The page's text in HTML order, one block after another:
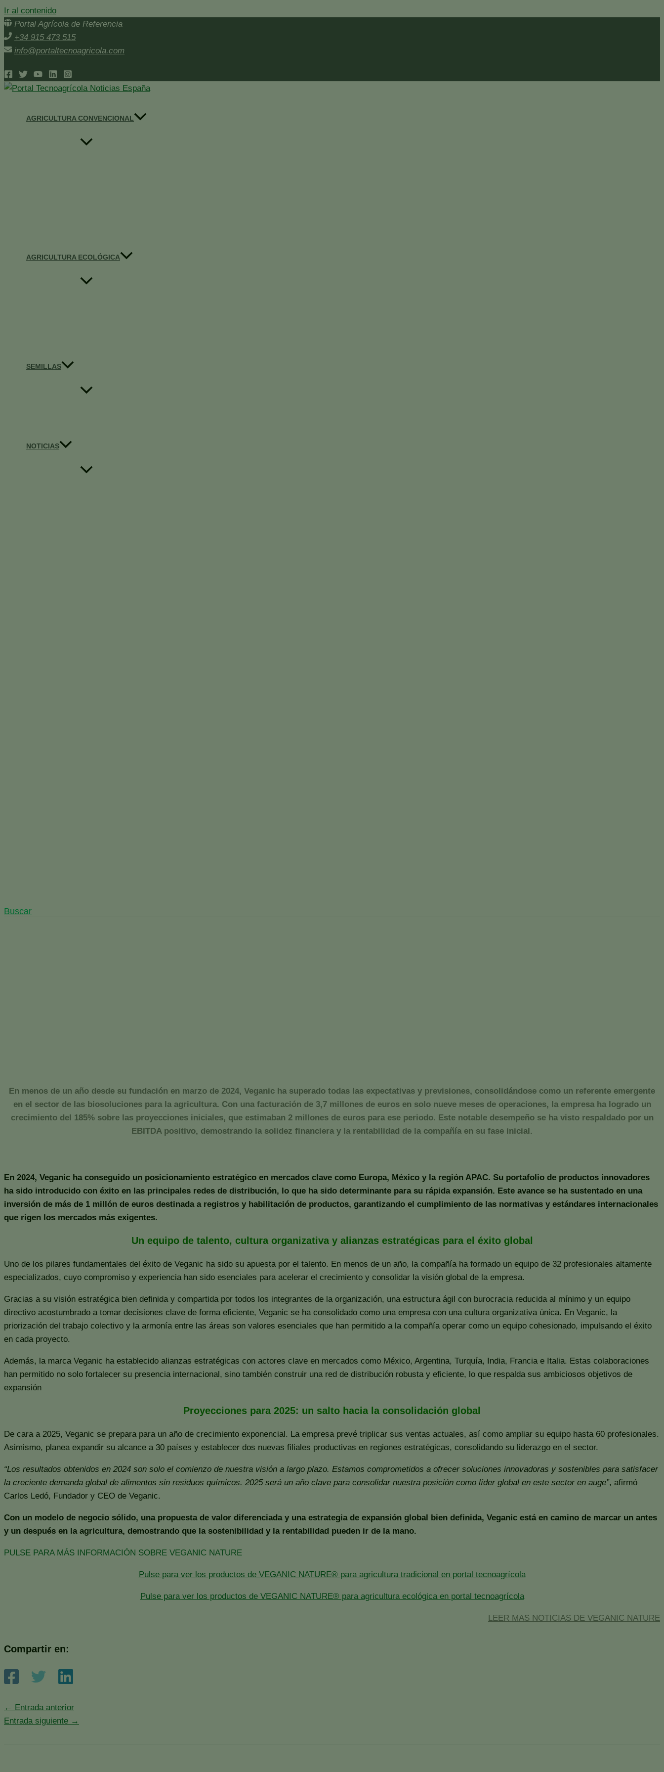
Ir al contenido
Portal Agrícola de Referencia
+34 915 473 515
info@portaltecnoagricola.com
AGRICULTURA CONVENCIONAL
AGRICULTURA ECOLÓGICA
SEMILLAS
NOTICIAS
Buscar
En menos de un año desde su fundación en marzo de 2024, Veganic ha superado todas las expectativas y previsiones, consolidándose como un referente emergente
en el sector de las biosoluciones para la agricultura. Con una facturación de 3,7 millones de euros en solo nueve meses de operaciones, la empresa ha logrado un
crecimiento del 185% sobre las proyecciones iniciales, que estimaban 2 millones de euros para ese periodo. Este notable desempeño se ha visto respaldado por un
EBITDA positivo, demostrando la solidez financiera y la rentabilidad de la compañía en su fase inicial.
En 2024, Veganic ha conseguido un posicionamiento estratégico en mercados clave como Europa, México y la región APAC. Su portafolio de productos innovadores
ha sido introducido con éxito en las principales redes de distribución, lo que ha sido determinante para su rápida expansión. Este avance se ha sustentado en una
inversión de más de 1 millón de euros destinada a registros y habilitación de productos, garantizando el cumplimiento de las normativas y estándares internacionales
que rigen los mercados más exigentes.
Un equipo de talento, cultura organizativa y alianzas estratégicas para el éxito global
Uno de los pilares fundamentales del éxito de Veganic ha sido su apuesta por el talento. En menos de un año, la compañía ha formado un equipo de 32 profesionales altamente
especializados, cuyo compromiso y experiencia han sido esenciales para acelerar el crecimiento y consolidar la visión global de la empresa.
Gracias a su visión estratégica bien definida y compartida por todos los integrantes de la organización, una estructura ágil con burocracia reducida al mínimo y un equipo
directivo acostumbrado a tomar decisiones clave de forma eficiente, Veganic se ha consolidado como una empresa con una cultura organizativa única. En Veganic, la
priorización del trabajo colectivo y la armonía entre las áreas son valores esenciales que han permitido a la compañía operar como un equipo cohesionado, impulsando el éxito
en cada proyecto.
Además, la marca Veganic ha establecido alianzas estratégicas con actores clave en mercados como México, Argentina, Turquía, India, Francia e Italia. Estas colaboraciones
han permitido no solo fortalecer su presencia internacional, sino también construir una red de distribución robusta y eficiente, lo que respalda sus ambiciosos objetivos de
expansión
Proyecciones para 2025: un salto hacia la consolidación global
De cara a 2025, Veganic se prepara para un año de crecimiento exponencial. La empresa prevé triplicar sus ventas actuales, así como ampliar su equipo hasta 60 profesionales.
Asimismo, planea expandir su alcance a 30 países y establecer dos nuevas filiales productivas en regiones estratégicas, consolidando su liderazgo en el sector.
“Los resultados obtenidos en 2024 son solo el comienzo de nuestra visión a largo plazo. Estamos comprometidos a ofrecer soluciones innovadoras y sostenibles para satisfacer
la creciente demanda global de alimentos sin residuos químicos. 2025 será un año clave para consolidar nuestra posición como líder global en este sector en auge”, afirmó
Carlos Ledó, Fundador y CEO de Veganic.
Con un modelo de negocio sólido, una propuesta de valor diferenciada y una estrategia de expansión global bien definida, Veganic está en camino de marcar un antes
y un después en la agricultura, demostrando que la sostenibilidad y la rentabilidad pueden ir de la mano.
PULSE PARA MÁS INFORMACIÓN SOBRE VEGANIC NATURE
Pulse para ver los productos de VEGANIC NATURE® para agricultura tradicional en portal tecnoagrícola
Pulse para ver los productos de VEGANIC NATURE® para agricultura ecológica en portal tecnoagrícola
LEER MAS NOTICIAS DE VEGANIC NATURE
Compartir en:
← Entrada anterior
Entrada siguiente →